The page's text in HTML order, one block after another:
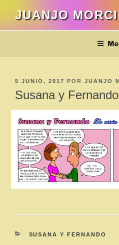
contenido
JUANJO
PUBLICADO
EL
5 JUNIO, 2017 POR JUANJO
Susana y
CATEGORÍAS
SUSANA Y FERNANDO